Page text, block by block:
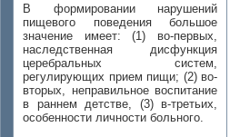
В формировании нарушений
пищевого поведения большое
значение имеет: (1) во-первых,
наследственная дисфункция
церебральных систем,
регулирующих прием пищи; (2) во-
вторых, неправильное воспитание
в раннем детстве, (3) в-третьих,
особенности личности больного.